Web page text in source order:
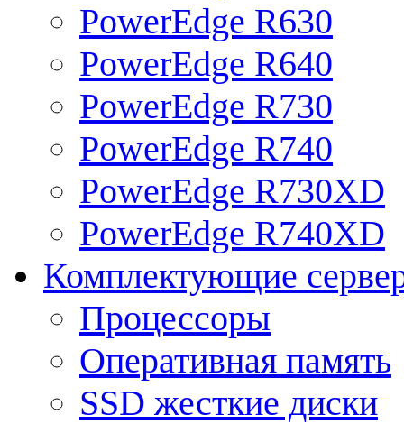
PowerEdge R630
PowerEdge R640
PowerEdge R730
PowerEdge R740
PowerEdge R730XD
PowerEdge R740XD
Комплектующие
Процессоры
Оперативная память
SSD жесткие диски